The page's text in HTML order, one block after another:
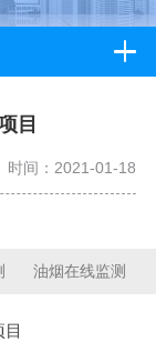
目
时间：2021-01-18
油烟在线监测